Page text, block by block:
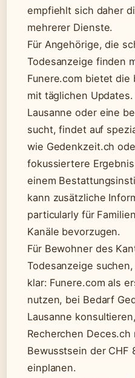
empfiehlt sich daher
mehrerer Dienste.
Für Angehörige, die
Todesanzeige finden
Funere.com bietet
mit täglichen
Lausanne oder eine
sucht, findet auf
wie Gedenkzeit.ch
fokussiertere
einem
kann zusätzliche
particularly für
Kanäle bevorzugen.
Für Bewohner des
Todesanzeige
klar: Funere.com als
nutzen, bei Bedarf
Lausanne
Recherchen Deces.ch
Bewusstsein der CHF
einplanen.